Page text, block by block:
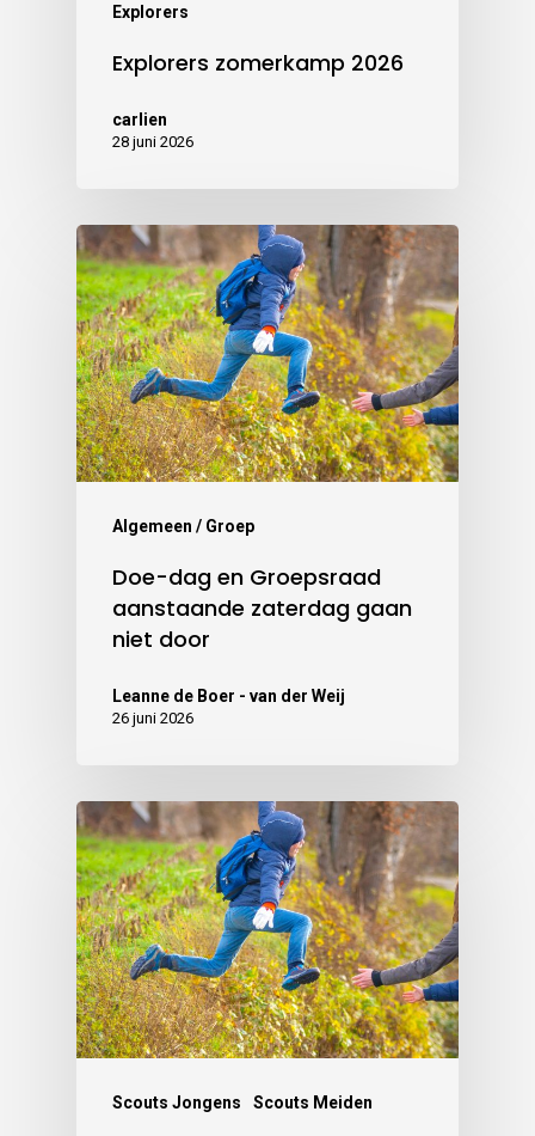
Explorers
Explorers zomerkamp 2026
carlien
28 juni 2026
Algemeen / Groep
Doe-dag en Groepsraad
aanstaande zaterdag gaan
niet door
Leanne de Boer - van der Weij
26 juni 2026
Scouts Jongens Scouts Meiden